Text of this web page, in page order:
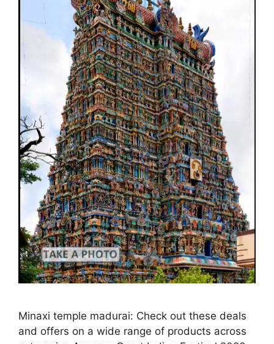
Minaxi temple madurai: Check out these deals
and offers on a wide range of products across